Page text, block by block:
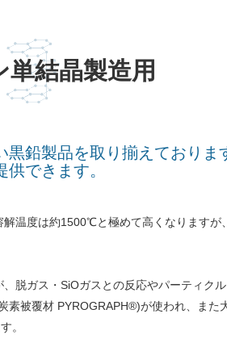
単結晶製造用
鉛製品を取り揃えておりま
できます。
温度は約1500℃と極めて高くなりますが
脱ガス・SiOガスとの反応やパーティク
素被覆材 PYROGRAPH®)が使われ、ま
。